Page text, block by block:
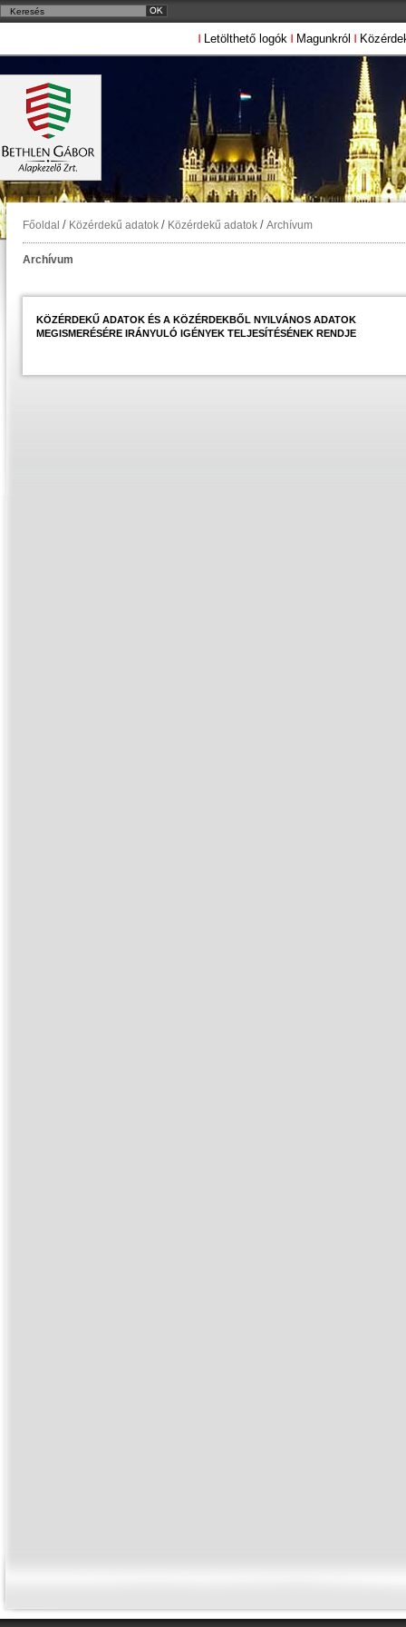
Letölthető logók Magunkról
Főoldal / Közérdekű adatok / Közérdekű adatok / Archívum
Archívum
KÖZÉRDEKŰ ADATOK ÉS A KÖZÉRDEKBŐL NYILVÁNOS ADATOK
MEGISMERÉSÉRE IRÁNYULÓ IGÉNYEK TELJESÍTÉSÉNEK RENDJE